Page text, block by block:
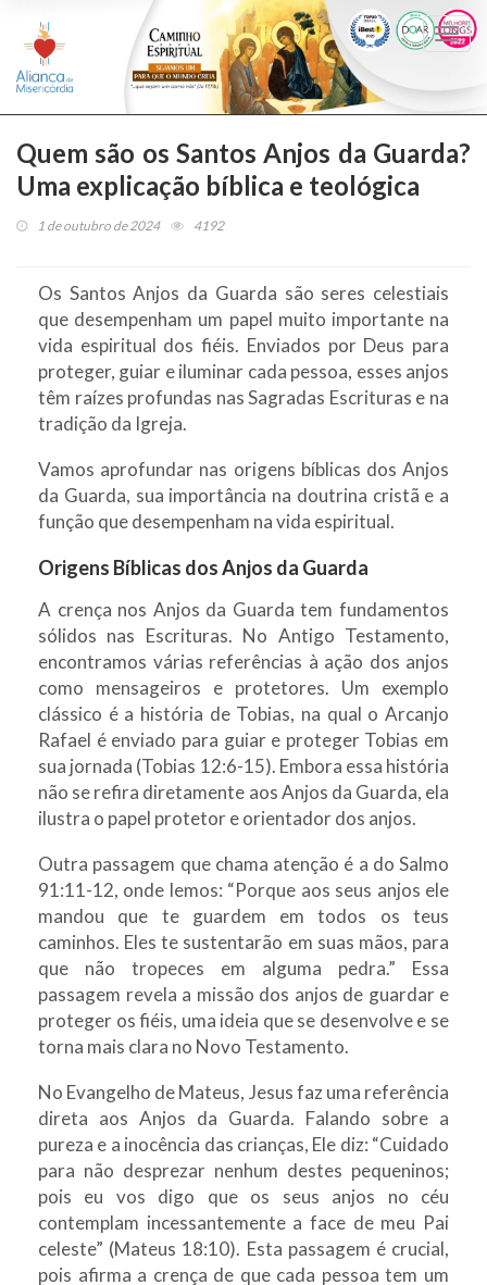
Quem são os Santos Anjos da Guarda?
Uma explicação bíblica e teológica
1 de outubro de 2024 4192
Os Santos Anjos da Guarda são seres celestiais
que desempenham um papel muito importante na
vida espiritual dos fiéis. Enviados por Deus para
proteger, guiar e iluminar cada pessoa, esses anjos
têm raízes profundas nas Sagradas Escrituras e na
tradição da Igreja.
Vamos aprofundar nas origens bíblicas dos Anjos
da Guarda, sua importância na doutrina cristã e a
função que desempenham na vida espiritual.
Origens Bíblicas dos Anjos da Guarda
A crença nos Anjos da Guarda tem fundamentos
sólidos nas Escrituras. No Antigo Testamento,
encontramos várias referências à ação dos anjos
como mensageiros e protetores. Um exemplo
clássico é a história de Tobias, na qual o Arcanjo
Rafael é enviado para guiar e proteger Tobias em
sua jornada (Tobias 12:6-15). Embora essa história
não se refira diretamente aos Anjos da Guarda, ela
ilustra o papel protetor e orientador dos anjos.
Outra passagem que chama atenção é a do Salmo
91:11-12, onde lemos: “Porque aos seus anjos ele
mandou que te guardem em todos os teus
caminhos. Eles te sustentarão em suas mãos, para
que não tropeces em alguma pedra.” Essa
passagem revela a missão dos anjos de guardar e
proteger os fiéis, uma ideia que se desenvolve e se
torna mais clara no Novo Testamento.
No Evangelho de Mateus, Jesus faz uma referência
direta aos Anjos da Guarda. Falando sobre a
pureza e a inocência das crianças, Ele diz: “Cuidado
para não desprezar nenhum destes pequeninos;
pois eu vos digo que os seus anjos no céu
contemplam incessantemente a face de meu Pai
celeste” (Mateus 18:10). Esta passagem é crucial,
pois afirma a crença de que cada pessoa tem um